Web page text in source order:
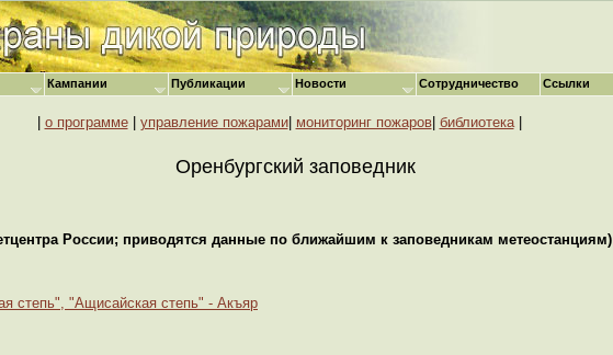
о программе| управление пожарами| мониторинг пожаров| библиотека|
Оренбургский заповедник
России; приводятся данные по ближайшим к заповедникам метеостанциям)
степь", "Ащисайская степь" - Акъяр
Кампании Публикации Новости Сотрудничество Ссылки